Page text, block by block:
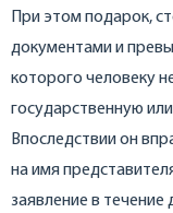
При этом подарок,
документами и
которого человеку
государственную
Впоследствии он
на имя
заявление в течение